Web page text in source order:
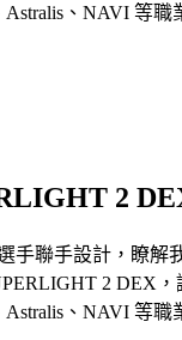
Astralis、NAVI 等
2
手聯手設計，瞭解
2 DEX
Astralis、NAVI 等